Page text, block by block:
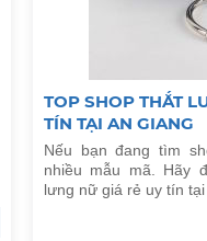
TOP SHOP THẮT
TÍN TẠI AN GIANG
Nếu bạn đang tìm
nhiều mẫu mã. Hãy
lưng nữ giá rẻ uy tín